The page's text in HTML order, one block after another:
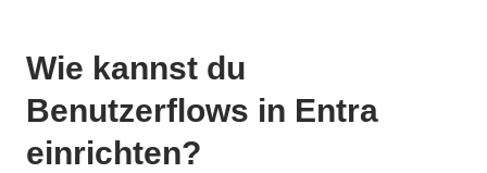
Wie kannst du
Benutzerflows in Entra
einrichten?